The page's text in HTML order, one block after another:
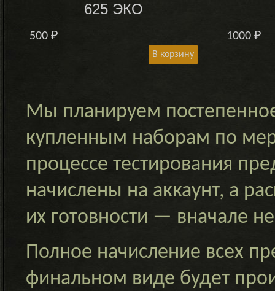
625 ЭКО
500 ₽
В корзину
1000₽
Мы планируем
купленным наборам по
процессе тестирования
начислены на аккаунт, а
их готовности — вначале
Полное начисление всех
финальном виде будет